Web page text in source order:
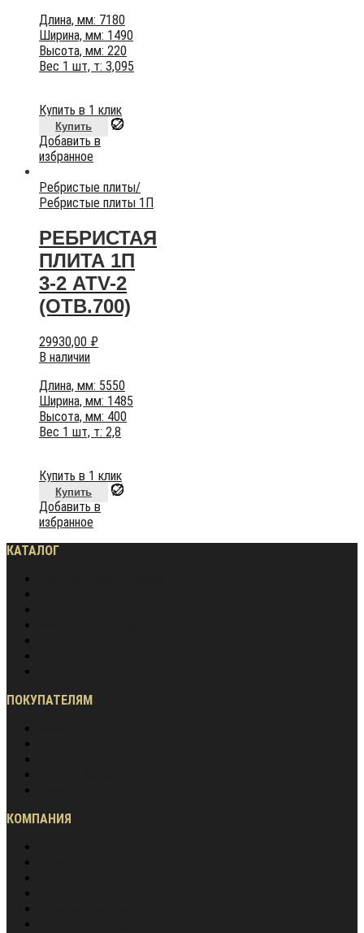
Длина, мм: 7180
Ширина, мм: 1490
Высота, мм: 220
Вес 1 шт, т: 3,095
Купить в 1 клик
Купить
Добавить в
избранное
Ребристые плиты/
Ребристые плиты 1П
РЕБРИСТАЯ
ПЛИТА 1П
3-2 АТV-2
(ОТВ.700)
29930,00 ₽
В наличии
Длина, мм: 5550
Ширина, мм: 1485
Высота, мм: 400
Вес 1 шт, т: 2,8
Купить в 1 клик
Купить
Добавить в
избранное
КАТАЛОГ
ПОКУПАТЕЛЯМ
КОМПАНИЯ